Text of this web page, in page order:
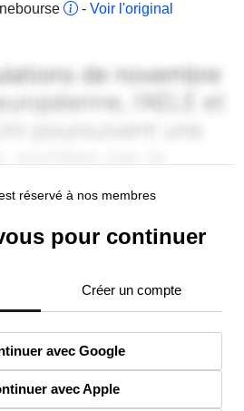
- Voir l'original
réservé à nos membres
pour continuer
Créer un compte
avec Google
avec Apple